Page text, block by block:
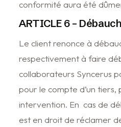
conformité aura été
ARTICLE 6 –
Le client renonce à
respectivement à faire
collaborateurs Syncerus
pour le compte d’un
intervention. En cas de
est en droit de réclamer